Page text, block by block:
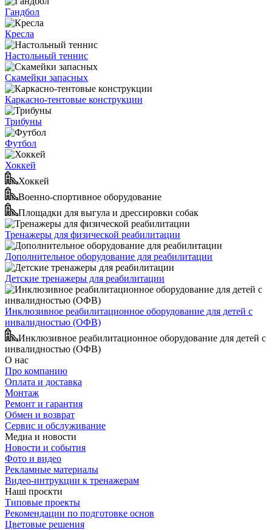
Гандбол
Кресла
Настольный теннис
Скамейки запасных
Каркасно-тентовые конструкции
Трибуны
Футбол
Хоккей
Хоккей
Военно-спортивное оборудование
Площадки для выгула и дрессировки собак
Тренажеры для физической реабилитации
Дополнительное оборудование для реабилитации
Детские тренажеры для реабилитации
Инклюзивное реабилитационное оборудование для детей с
инвалидностью (ОФВ)
Инклюзивное реабилитационное оборудование для детей с
инвалидностью (ОФВ)
О нас
Про компанию
Оплата и доставка
Монтаж
Ремонт и гарантия
Обмен и возврат
Сервис и обслуживание
Медиа и новости
Новости и события
Фото и видео
Рекламные материалы
Видео-интрукции к тренажерам
Наші проєкти
Типовые проекты
Рекомендации по подготовке основ
Цветовые решения